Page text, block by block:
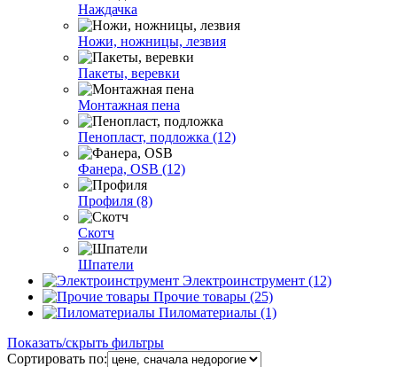
Наждачка
Ножи, ножницы, лезвия
Пакеты, веревки
Монтажная пена
Пенопласт, подложка (12)
Фанера, OSB (12)
Профиля (8)
Скотч
Шпатели
Электроинструмент (12)
Прочие товары (25)
Пиломатериалы (1)
Показать/скрыть фильтры
Сортировать по: